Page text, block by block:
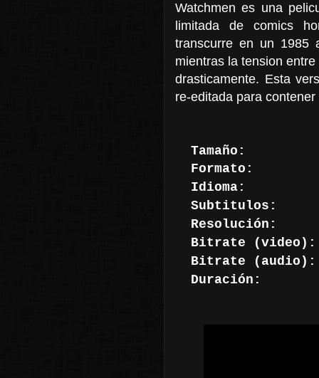
Watchmen es una
limitada de comics
transcurre en un 1985
mientras la tension
drasticamente. Esta
re-editada para contener
Tamaño:
Formato:
Idioma:
Subtitulos:
Resolución:
Bitrate (video):
Bitrate
(audio):
Duración: